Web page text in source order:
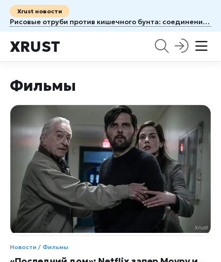
Xrust новости
Рисовые отруби против кишечного бунта: соединение, которое тормозит перистальтику
XRUST
Фильмы
Новости / Фильмы